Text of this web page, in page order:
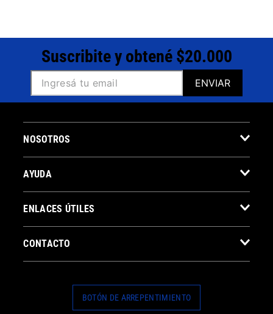
Suscribite y obtené $20.000
ENVIAR
NOSOTROS
AYUDA
ENLACES ÚTILES
CONTACTO
BOTÓN DE ARREPENTIMIENTO